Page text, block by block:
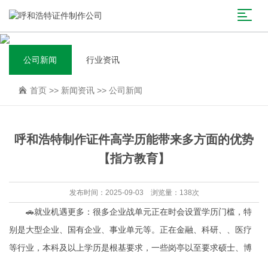
公司新闻 行业资讯
首页 >> 新闻资讯 >> 公司新闻
呼和浩特制作证件高学历能带来多方面的优势
【指方教育】
发布时间：2025-09-03 浏览量：138次
🚗就业机遇更多：很多企业战单元正在时会设置学历门槛，特
别是大型企业、国有企业、事业单元等。正在金融、科研、、医疗
等行业，本科及以上学历是根基要求，一些岗亭以至要求硕士、博